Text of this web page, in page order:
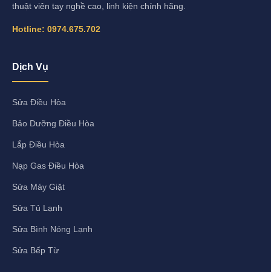
thuật viên tay nghề cao, linh kiện chính hãng.
Hotline: 0974.675.702
Dịch Vụ
Sửa Điều Hòa
Bảo Dưỡng Điều Hòa
Lắp Điều Hòa
Nạp Gas Điều Hòa
Sửa Máy Giặt
Sửa Tủ Lạnh
Sửa Bình Nóng Lạnh
Sửa Bếp Từ